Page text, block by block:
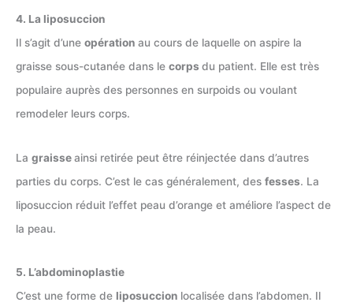
4. La liposuccion
Il s’agit d’une opération au cours de laquelle on aspire la
graisse sous-cutanée dans le corps du patient. Elle est très
populaire auprès des personnes en surpoids ou voulant
remodeler leurs corps.
La graisseainsi retirée peut être réinjectée dans d’autres
parties du corps. C’est le cas généralement, des fesses. La
liposuccion réduit l’effet peau d’orange et améliore l’aspect de
la peau.
5. L’abdominoplastie
C’est une forme de liposuccion localisée dans l’abdomen. Il